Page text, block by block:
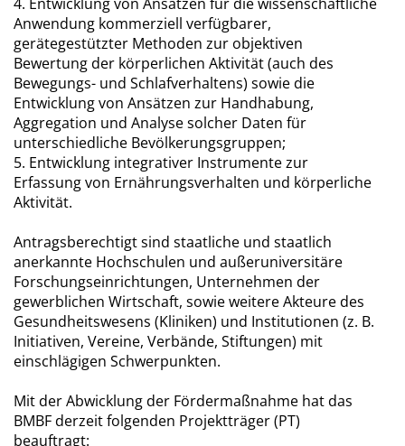
Anwendung kommerziell verfügbarer,
gerätegestützter Methoden zur objektiven
Bewertung der körperlichen Aktivität (auch des
Bewegungs- und Schlafverhaltens) sowie die
Entwicklung von Ansätzen zur Handhabung,
Aggregation und Analyse solcher Daten für
unterschiedliche Bevölkerungsgruppen;
5. Entwicklung integrativer Instrumente zur
Erfassung von Ernährungsverhalten und körperliche
Aktivität.
Antragsberechtigt sind staatliche und staatlich
anerkannte Hochschulen und außeruniversitäre
Forschungseinrichtungen, Unternehmen der
gewerblichen Wirtschaft, sowie weitere Akteure des
Gesundheitswesens (Kliniken) und Institutionen (z. B.
Initiativen, Vereine, Verbände, Stiftungen) mit
einschlägigen Schwerpunkten.
Mit der Abwicklung der Fördermaßnahme hat das
BMBF derzeit folgenden Projektträger (PT)
beauftragt: